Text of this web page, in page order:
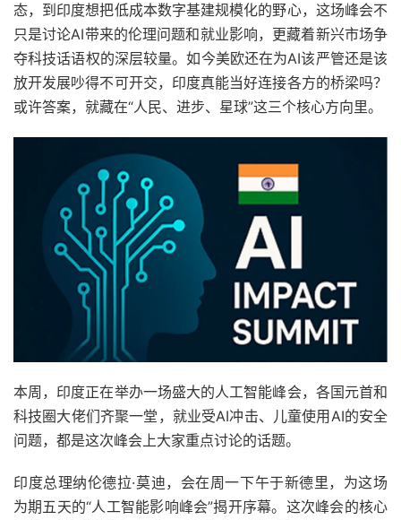
态，到印度想把低成本数字基建规模化的野心，这场峰会不
只是讨论AI带来的伦理问题和就业影响，更藏着新兴市场争
夺科技话语权的深层较量。如今美欧还在为AI该严管还是该
放开发展吵得不可开交，印度真能当好连接各方的桥梁吗？
或许答案，就藏在“人民、进步、星球”这三个核心方向里。
本周，印度正在举办一场盛大的人工智能峰会，各国元首和
科技圈大佬们齐聚一堂，就业受AI冲击、儿童使用AI的安全
问题，都是这次峰会上大家重点讨论的话题。
印度总理纳伦德拉·莫迪，会在周一下午于新德里，为这场
为期五天的“人工智能影响峰会”揭开序幕。这次峰会的核心